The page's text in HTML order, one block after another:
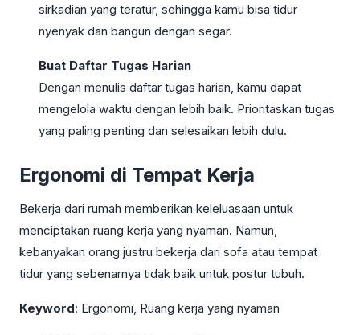
sirkadian yang teratur, sehingga kamu bisa tidur
nyenyak dan bangun dengan segar.
Buat Daftar Tugas Harian
Dengan menulis daftar tugas harian, kamu dapat
mengelola waktu dengan lebih baik. Prioritaskan tugas
yang paling penting dan selesaikan lebih dulu.
Ergonomi di Tempat Kerja
Bekerja dari rumah memberikan keleluasaan untuk
menciptakan ruang kerja yang nyaman. Namun,
kebanyakan orang justru bekerja dari sofa atau tempat
tidur yang sebenarnya tidak baik untuk postur tubuh.
Keyword: Ergonomi, Ruang kerja yang nyaman